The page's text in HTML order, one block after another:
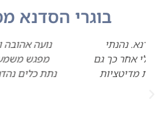
בוגרי הסדנא
נועה אהובה ויקרה הייתה סדנא
מפגש משמעותי אם- בת באווירה
נתת כלים נהדרים לחיים ואיפשרת